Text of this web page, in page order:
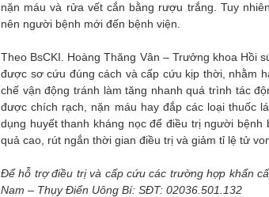
nặn máu và rửa vết cắn bằng rượu trắng. Tuy
nên người bệnh mới đến bệnh viện.
Theo BsCKI. Hoàng Thăng Vân – Trưởng khoa Hồi
được sơ cứu đúng cách và cấp cứu kịp thời, nhằm
chế vận động tránh làm tăng nhanh quá trình tác
được chích rạch, nặn máu hay đắp các loại thuốc
dụng huyết thanh kháng nọc để điều trị người
quả cao, rút ngắn thời gian điều trị và giảm tỉ lệ tử
Để hỗ trợ điều trị và cấp cứu các trường hợp khẩn
Nam – Thụy Điển Uông Bí: SĐT: 02036.501.132